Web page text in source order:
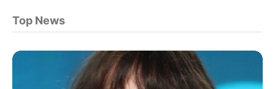
Top News